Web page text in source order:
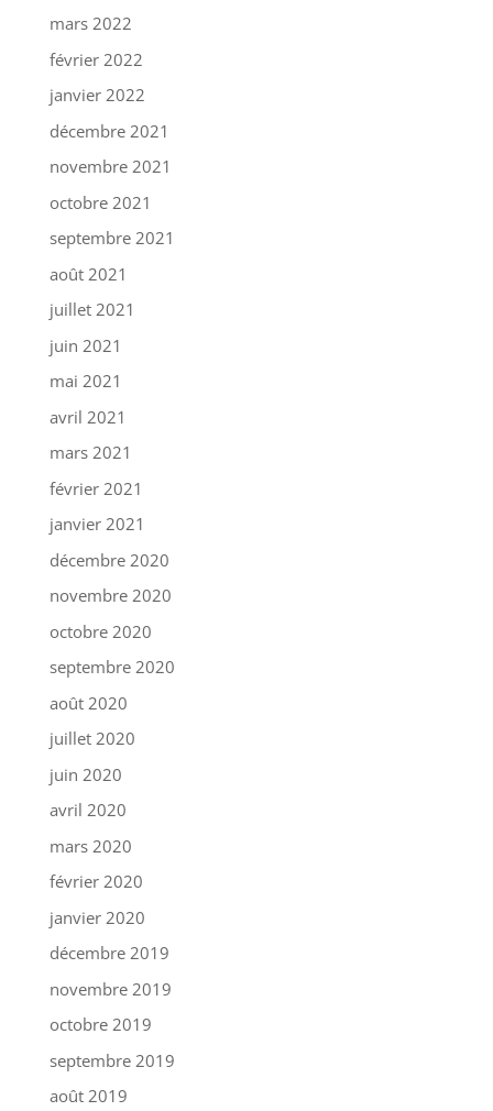
mars 2022
février 2022
janvier 2022
décembre 2021
novembre 2021
octobre 2021
septembre 2021
août 2021
juillet 2021
juin 2021
mai 2021
avril 2021
mars 2021
février 2021
janvier 2021
décembre 2020
novembre 2020
octobre 2020
septembre 2020
août 2020
juillet 2020
juin 2020
avril 2020
mars 2020
février 2020
janvier 2020
décembre 2019
novembre 2019
octobre 2019
septembre 2019
août 2019